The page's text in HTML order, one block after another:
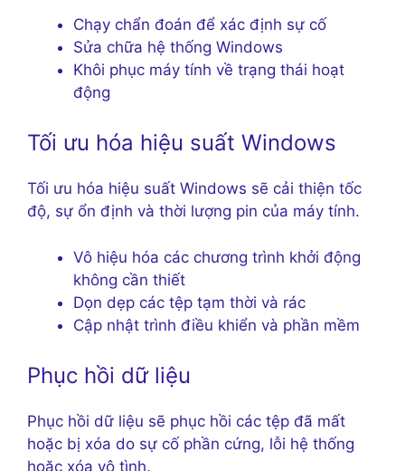
Chạy chẩn đoán để xác định sự cố
Sửa chữa hệ thống Windows
Khôi phục máy tính về trạng thái hoạt
động
Tối ưu hóa hiệu suất Windows
Tối ưu hóa hiệu suất Windows sẽ cải thiện tốc
độ, sự ổn định và thời lượng pin của máy tính.
Vô hiệu hóa các chương trình khởi động
không cần thiết
Dọn dẹp các tệp tạm thời và rác
Cập nhật trình điều khiển và phần mềm
Phục hồi dữ liệu
Phục hồi dữ liệu sẽ phục hồi các tệp đã mất
hoặc bị xóa do sự cố phần cứng, lỗi hệ thống
hoặc xóa vô tình.